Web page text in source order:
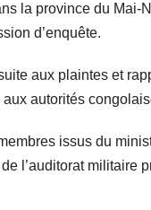
la province du
d’enquête.
aux plaintes et
autorités
issus du
l’auditorat militaire